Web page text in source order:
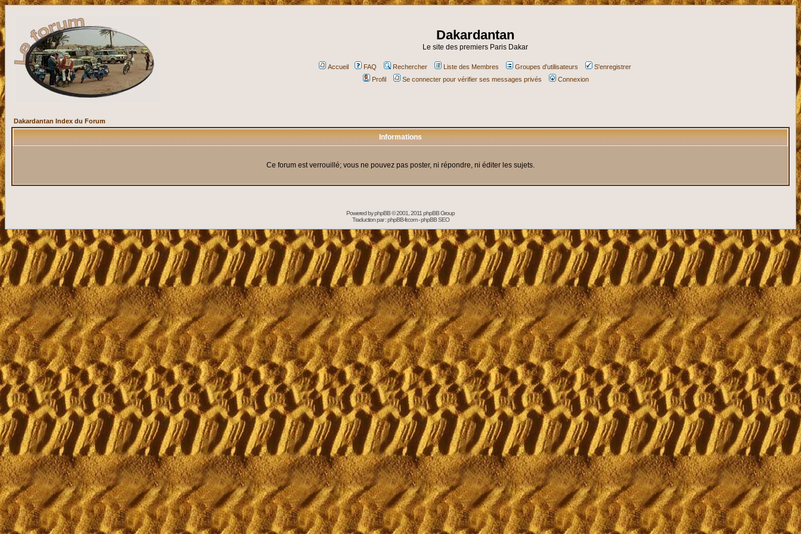
Dakardantan
Le site des premiers Paris Dakar
Accueil FAQ Rechercher Liste des Membres Groupes d'utilisateurs
S'enregistrer
Profil
Se connecter pour vérifier ses messages privés Connexion
Dakardantan Index du Forum
Informations
Ce forum est verrouillé; vous ne pouvez pas poster, ni répondre, ni éditer les sujets.
Powered byphpBB© 2001, 2011 phpBB Group
Traduction par :phpBB-fr.com-phpBB SEO